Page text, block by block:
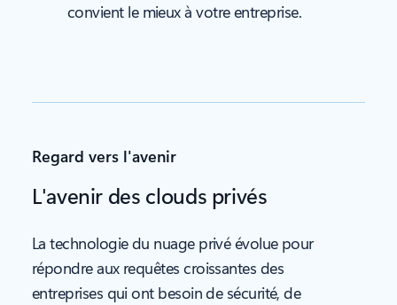
convient le mieux à votre entreprise.
Regard vers l'avenir
L'avenir des clouds privés
La technologie du nuage privé évolue pour
répondre aux requêtes croissantes des
entreprises qui ont besoin de sécurité, de